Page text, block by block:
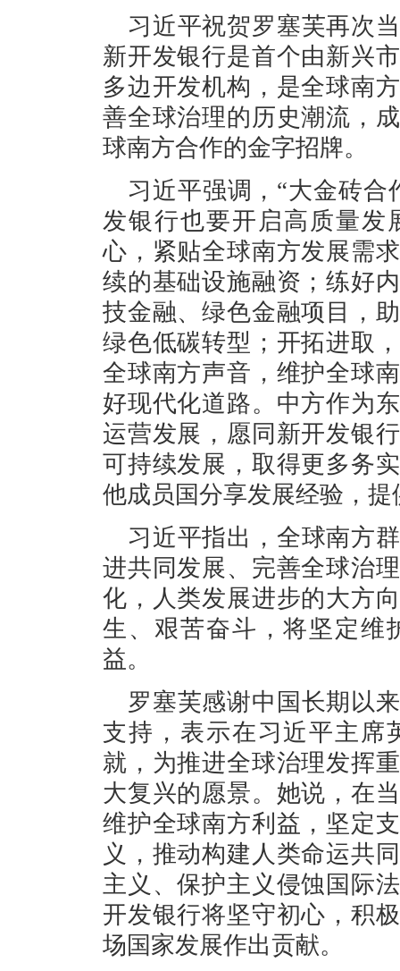
习近平祝贺罗塞芙再次
新开发银行是首个由新兴
多边开发机构，是全球南
善全球治理的历史潮流，
球南方合作的金字招牌。
习近平强调，“大金砖合
发银行也要开启高质量发
心，紧贴全球南方发展需
续的基础设施融资；练好
技金融、绿色金融项目，
绿色低碳转型；开拓进取
全球南方声音，维护全球
好现代化道路。中方作为
运营发展，愿同新开发银
可持续发展，取得更多务
他成员国分享发展经验，
习近平指出，全球南方
进共同发展、完善全球治
化，人类发展进步的大方
生、艰苦奋斗，将坚定维
益。
罗塞芙感谢中国长期以
支持，表示在习近平主席
就，为推进全球治理发挥
大复兴的愿景。她说，在
维护全球南方利益，坚定
义，推动构建人类命运共
主义、保护主义侵蚀国际
开发银行将坚守初心，积
场国家发展作出贡献。